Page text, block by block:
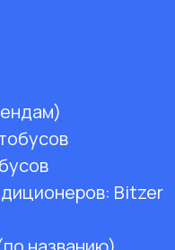
Bitzer